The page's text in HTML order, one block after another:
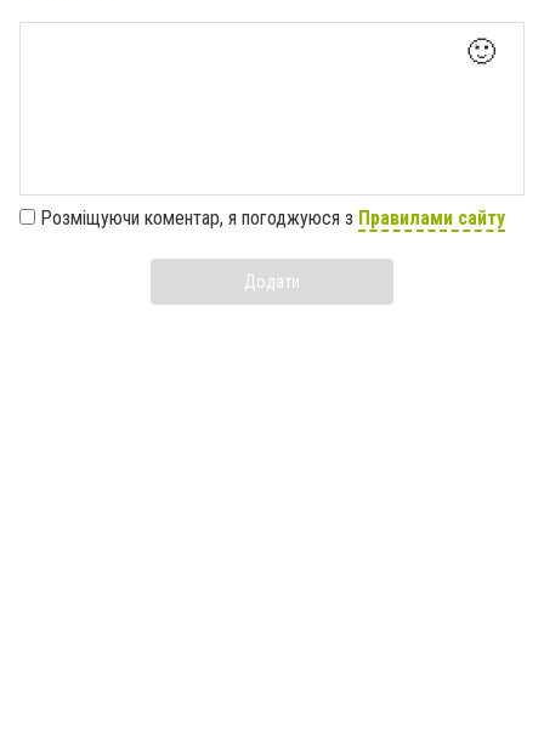
🙂
Розміщуючи коментар, я погоджуюся з Правилами сайту
Додати